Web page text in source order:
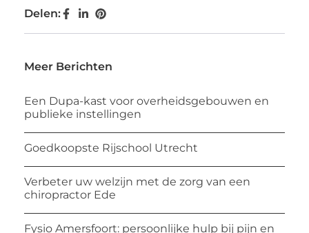
Delen:
Meer Berichten
Een Dupa-kast voor overheidsgebouwen en
publieke instellingen
Goedkoopste Rijschool Utrecht
Verbeter uw welzijn met de zorg van een
chiropractor Ede
Fysio Amersfoort: persoonlijke hulp bij pijn en